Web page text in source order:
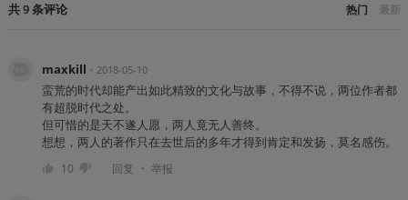
共9条评论 热门 最新
maxkill ・ 2018-05-10
蛮荒的时代却能产出如此精致的文化与故事，不得不说，两位作者都
有超脱时代之处。
但可惜的是天不遂人愿，两人竟无人善终。
想想，两人的著作只在去世后的多年才得到肯定和发扬，莫名感伤。
10 回复 ・ 举报